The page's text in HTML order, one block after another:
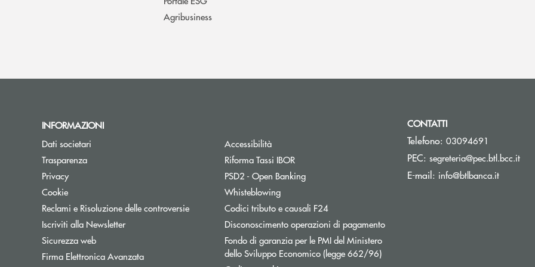
Agribusiness
INFORMAZIONI
Dati societari
Trasparenza
Privacy
Cookie
Reclami e Risoluzione delle controversie
Iscriviti alla NewsletterApre una nuova finestra
Sicurezza web
Firma Elettronica Avanzata
Accessibilità
Riforma Tassi IBOR
PSD2 - Open Banking
Whisteblowing
Codici tributo e causali F24
Disconoscimento operazioni di pagamento
Fondo di garanzia per le PMI del Ministero
dello Sviluppo Economico (legge 662/96)
CONTATTI
Telefono: 03094691
PEC: segreteria@pec.btl.bcc.it(si
E-mail: info@btlbanca.it(si apre